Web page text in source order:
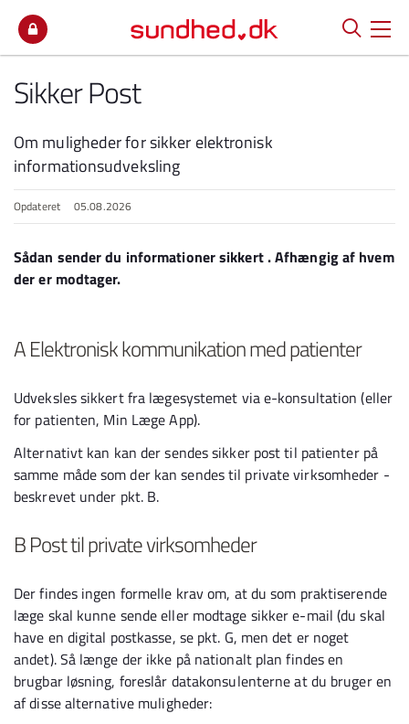
Sikker Post
Om muligheder for sikker elektronisk
informationsudveksling
Opdateret 05.08.2026
Sådan sender du informationer sikkert . Afhængig af hvem
der er modtager.
A Elektronisk kommunikation med patienter
Udveksles sikkert fra lægesystemet via e-konsultation (eller
for patienten, Min Læge App).
Alternativt kan kan der sendes sikker post til patienter på
samme måde som der kan sendes til private virksomheder -
beskrevet under pkt. B.
B Post til private virksomheder
Der findes ingen formelle krav om, at du som praktiserende
læge skal kunne sende eller modtage sikker e-mail (du skal
have en digital postkasse, se pkt. G, men det er noget
andet). Så længe der ikke på nationalt plan findes en
brugbar løsning, foreslår datakonsulenterne at du bruger en
af disse alternative muligheder: